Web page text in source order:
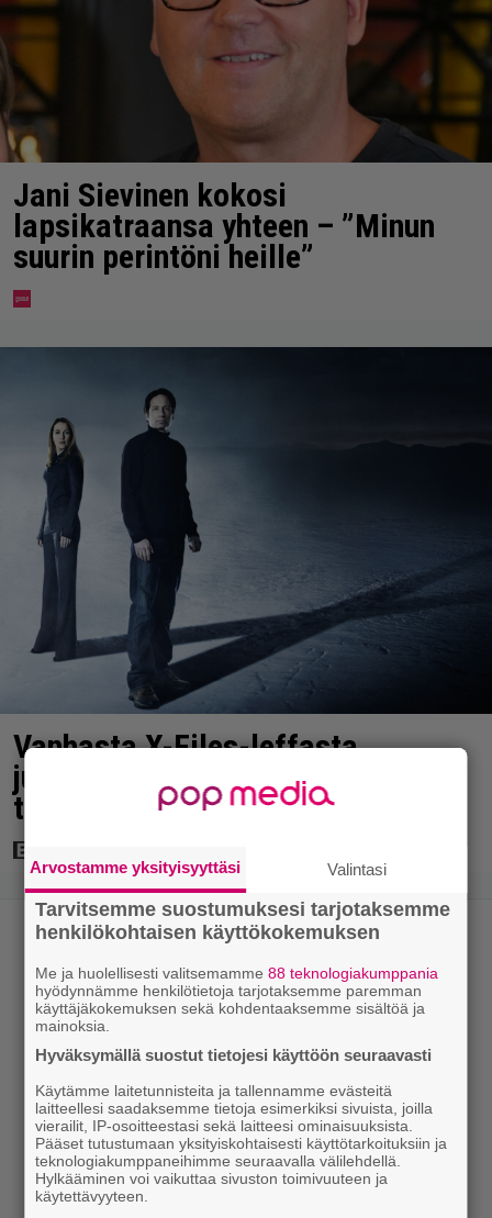
Jani Sievinen kokosi
lapsikatraansa yhteen – ”Minun
suurin perintöni heille”
Vanhasta X-Files-leffasta
julkaistaan K18-versio – katso
traileri
Arvostamme yksityisyyttäsi Valintasi
Tarvitsemme suostumuksesi tarjotaksemme
henkilökohtaisen käyttökokemuksen
Me ja huolellisesti valitsemamme88 teknologiakumppania
hyödynnämme henkilötietoja tarjotaksemme paremman
käyttäjäkokemuksen sekä kohdentaaksemme sisältöä ja
mainoksia.
Hyväksymällä suostut tietojesi käyttöön seuraavasti
Käytämme laitetunnisteita ja tallennamme evästeitä
laitteellesi saadaksemme tietoja esimerkiksi sivuista, joilla
vierailit, IP-osoitteestasi sekä laitteesi ominaisuuksista.
Pääset tutustumaan yksityiskohtaisesti käyttötarkoituksiin ja
teknologiakumppaneihimme seuraavalla välilehdellä.
Hylkääminen voi vaikuttaa sivuston toimivuuteen ja
käytettävyyteen.